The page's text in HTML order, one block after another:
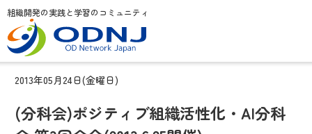
組織開発の実践と学習のコミュニティ
2013年05月24日(金曜日)
(分科会)ポジティブ組織活性化・AI分科